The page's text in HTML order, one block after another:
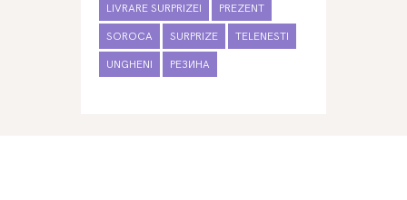
LIVRARE SURPRIZEI PREZENT
SOROCA SURPRIZE TELENESTI
UNGHENI РЕЗИНА